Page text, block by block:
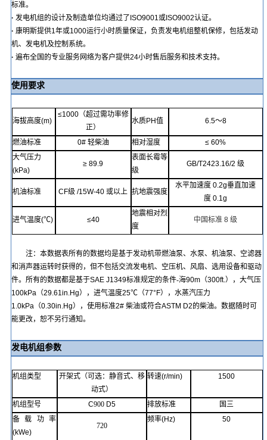
标准。
· 发电机组的设计及制造单位均通过了 ISO9001或 ISO9002认证。
· 康明斯提供1年或1000运行小时质量保证，负责发电机组整机保修，包括发动
机、发电机及控制系统。
· 遍布全国的专业服务网络为客户提供24小时售后服务和技术支持。
使用要求
海拔高度(m)
≤1000（超过需功率修
正）
水质PH值 6.5～8
燃油标准 0# 轻柴油 相对湿度 ≤ 60%
大气压力
(kPa)
≥ 89.9
表面长霉等
级
GB/T2423.16/2 级
机油标准 CF级 /15W-40 或以上 抗地震强度
水平加速度 0.2g垂直加速
度 0.1g
进气温度(℃) ≤40
地震相对烈
度
中国标准 8 级
注：本数据表所有的数据均是基于发动机带燃油泵、水泵、机油泵、空滤器
和消声器运转时获得的，但不包括交流发电机、空压机、风扇、选用设备和驱动
件。所有的数据都是基于SAE J1349标准规定的条件-海90m （300ft.），大气压
100kPa （29.61in.Hg），进气温度25℃ （77°F），水蒸汽压力
1.0kPa （0.30in.Hg），使用标准2#柴油或符合ASTM D2的柴油。数据随时可
能更改，恕不另行通知。
发电机组参数
机组类型
开架式（可选：静音式、移
动式）
转速(r/min) 1500
机组型号 C900 D5 排放标准 国三
备载功率
(kWe)
720
频率(Hz) 50